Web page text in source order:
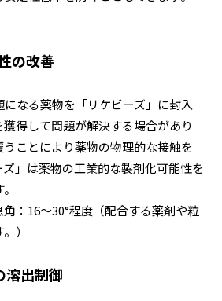
の改善
なる薬物を「リケビーズ」に封入
得して問題が解決する場合があり
ことにより薬物の物理的な接触を
」は薬物の工業的な製剤化可能性を
角：16～30°程度（配合する薬剤や粒
）
溶出制御